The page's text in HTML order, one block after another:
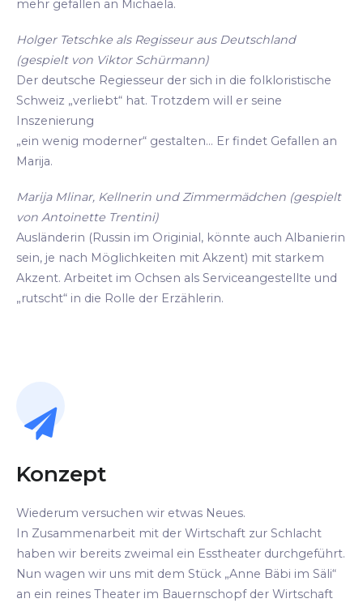
mehr gefallen an Michaela.
Holger Tetschke als Regisseur aus Deutschland
(gespielt von Viktor Schürmann)
Der deutsche Regiesseur der sich in die folkloristische
Schweiz „verliebt“ hat. Trotzdem will er seine
Inszenierung
„ein wenig moderner“ gestalten... Er findet Gefallen an
Marija.
Marija Mlinar, Kellnerin und Zimmermädchen (gespielt
von Antoinette Trentini)
Ausländerin (Russin im Originial, könnte auch Albanierin
sein, je nach Möglichkeiten mit Akzent) mit starkem
Akzent. Arbeitet im Ochsen als Serviceangestellte und
„rutscht“ in die Rolle der Erzählerin.
Konzept
Wiederum versuchen wir etwas Neues.
In Zusammenarbeit mit der Wirtschaft zur Schlacht
haben wir bereits zweimal ein Esstheater durchgeführt.
Nun wagen wir uns mit dem Stück „Anne Bäbi im Säli“
an ein reines Theater im Bauernschopf der Wirtschaft